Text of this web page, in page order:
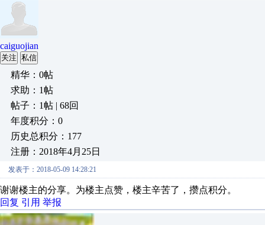
caiguojian
关注 私信
精华：0帖
求助：1帖
帖子：1帖 | 68回
年度积分：0
历史总积分：177
注册：2018年4月25日
发表于：2018-05-09 14:28:21
谢谢楼主的分享。为楼主点赞，楼主辛苦了，攒点积分。
回复 引用 举报